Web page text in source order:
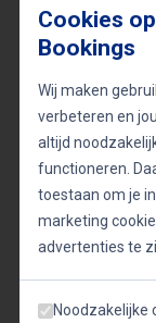
communicatie
opbouwen
een inclusieve
De rol van
Leiders
van
staan voor
Cookies
Bookings
Wij maken
verbeteren en
altijd
functioneren.
toestaan om je
marketing
advertenties te
Noodzakelijke